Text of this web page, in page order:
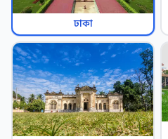
ঢাকা